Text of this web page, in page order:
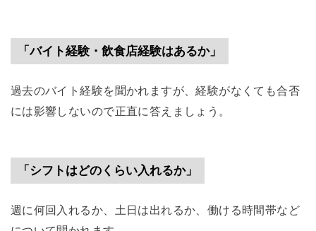
「バイト経験・飲食店経験はあるか」
過去のバイト経験を聞かれますが、経験がなくても合否
には影響しないので正直に答えましょう。
「シフトはどのくらい入れるか」
週に何回入れるか、土日は出れるか、働ける時間帯など